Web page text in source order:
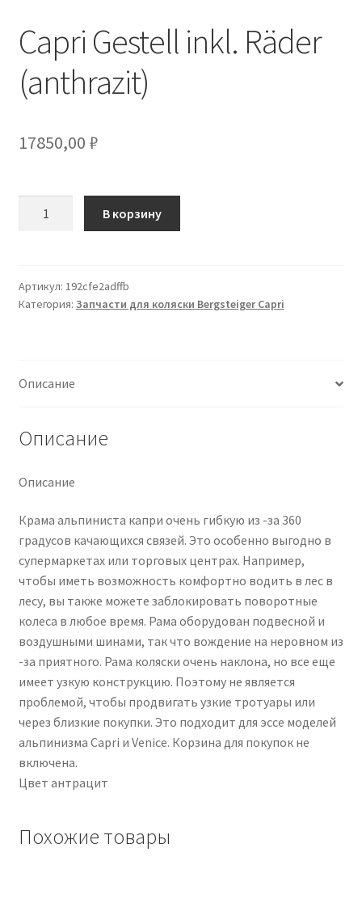
Capri Gestell inkl. Räder
(anthrazit)
17850,00 ₽
inkl.
Räder
В корзину
Артикул: 192cfe2adffb
Категория: Запчасти для коляски Bergsteiger Capri
Описание
Описание
Описание
Крама альпиниста капри очень гибкую из -за 360
градусов качающихся связей. Это особенно выгодно в
супермаркетах или торговых центрах. Например,
чтобы иметь возможность комфортно водить в лес в
лесу, вы также можете заблокировать поворотные
колеса в любое время. Рама оборудован подвесной и
воздушными шинами, так что вождение на неровном из
-за приятного. Рама коляски очень наклона, но все еще
имеет узкую конструкцию. Поэтому не является
проблемой, чтобы продвигать узкие тротуары или
через близкие покупки. Это подходит для эссе моделей
альпинизма Capri и Venice. Корзина для покупок не
включена.
Цвет антрацит
Похожие товары